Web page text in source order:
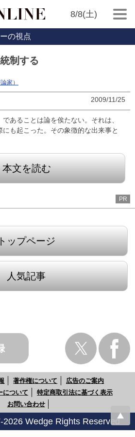
8/8(土)
の視点
制する
家）
2009/11/25
あることは論を俟たない。それは、
も起こった。その象徴的な出来事と
本文を読む
PR
トップページ
人気記事
著作権について
広告のご案内
について
特定商取引法に基づく表示
お問い合わせ
Wedge Rights Reserved